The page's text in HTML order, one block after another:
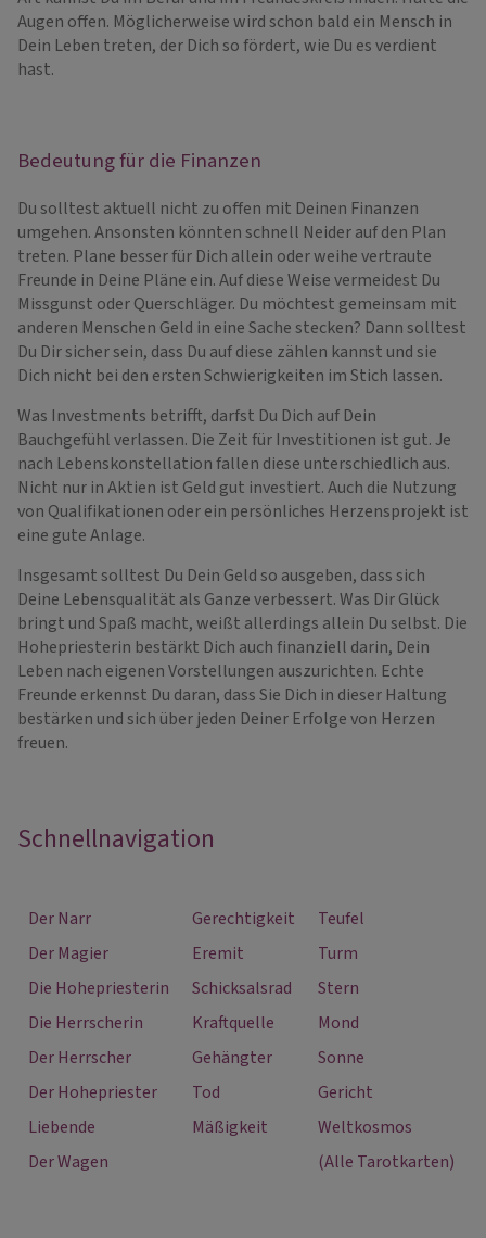
Augen offen. Möglicherweise wird schon bald ein Mensch in
Dein Leben treten, der Dich so fördert, wie Du es verdient
hast.
Bedeutung für die Finanzen
Du solltest aktuell nicht zu offen mit Deinen Finanzen
umgehen. Ansonsten könnten schnell Neider auf den Plan
treten. Plane besser für Dich allein oder weihe vertraute
Freunde in Deine Pläne ein. Auf diese Weise vermeidest Du
Missgunst oder Querschläger. Du möchtest gemeinsam mit
anderen Menschen Geld in eine Sache stecken? Dann solltest
Du Dir sicher sein, dass Du auf diese zählen kannst und sie
Dich nicht bei den ersten Schwierigkeiten im Stich lassen.
Was Investments betrifft, darfst Du Dich auf Dein
Bauchgefühl verlassen. Die Zeit für Investitionen ist gut. Je
nach Lebenskonstellation fallen diese unterschiedlich aus.
Nicht nur in Aktien ist Geld gut investiert. Auch die Nutzung
von Qualifikationen oder ein persönliches Herzensprojekt ist
eine gute Anlage.
Insgesamt solltest Du Dein Geld so ausgeben, dass sich
Deine Lebensqualität als Ganze verbessert. Was Dir Glück
bringt und Spaß macht, weißt allerdings allein Du selbst. Die
Hohepriesterin bestärkt Dich auch finanziell darin, Dein
Leben nach eigenen Vorstellungen auszurichten. Echte
Freunde erkennst Du daran, dass Sie Dich in dieser Haltung
bestärken und sich über jeden Deiner Erfolge von Herzen
freuen.
Schnellnavigation
Der Narr Gerechtigkeit
Teufel
Der Magier
Eremit
Turm
Die Hohepriesterin
Schicksalsrad
Stern
Die Herrscherin
Kraftquelle
Mond
Der Herrscher
Gehängter
Sonne
Der Hohepriester
Tod
Gericht
Liebende
Mäßigkeit
Weltkosmos
Der Wagen
(Alle Tarotkarten)